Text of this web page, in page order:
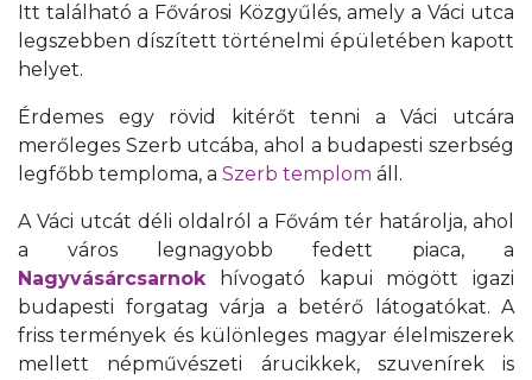
Itt található a Fővárosi Közgyűlés, amely a Váci utca
legszebben díszített történelmi épületében kapott
helyet.
Érdemes egy rövid kitérőt tenni a Váci utcára
merőleges Szerb utcába, ahol a budapesti szerbség
legfőbb temploma, a Szerb templom áll.
A Váci utcát déli oldalról a Fővám tér határolja, ahol
a város legnagyobb fedett piaca, a
Nagyvásárcsarnokhívogató kapui mögött igazi
budapesti forgatag várja a betérő látogatókat. A
friss termények és különleges magyar élelmiszerek
mellett népművészeti árucikkek, szuvenírek is